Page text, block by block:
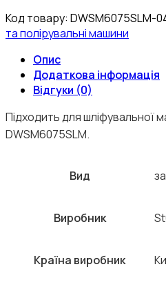
Код товару: DWSM6075SLM-
та полірувальні машини
Опис
Додаткова інформація
Відгуки (0)
Підходить для шліфувальної
DWSM6075SLM.
Вид
Виробник
Країна виробник